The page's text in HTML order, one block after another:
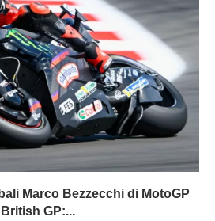
Marco Bezzecchi di MotoGP
British GP:...